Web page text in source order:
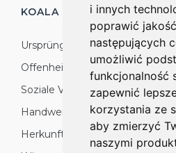
i innych
poprawić
następujących
umożliwić
funkcjonalność
zapewnić
korzystania ze
aby zmierzyć
naszymi
KOALA HÄNGEMATTEN
Ursprünge
Offenheit für die Welt
Soziale Verantwortung: Natur,
Handwerker
Herkunft des Produktes